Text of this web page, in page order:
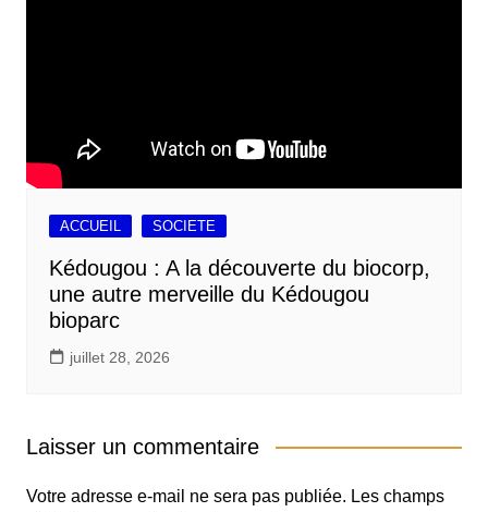
ACCUEIL SOCIETE
Kédougou : A la découverte du biocorp,
une autre merveille du Kédougou
bioparc
juillet 28, 2026
Laisser un commentaire
Votre adresse e-mail ne sera pas publiée. Les champs